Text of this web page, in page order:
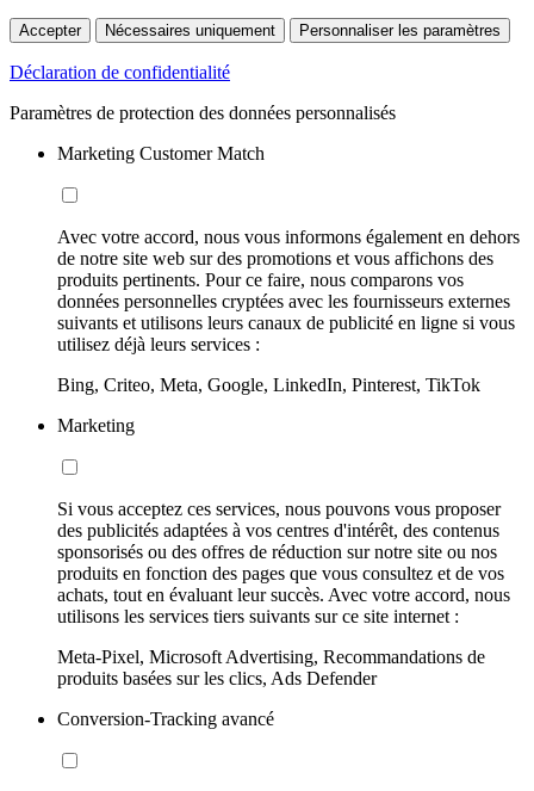
Accepter Nécessaires uniquement Personnaliser les paramètres
Déclaration de confidentialité
Paramètres de protection des données personnalisés
Marketing Customer Match
Avec votre accord, nous vous informons également en dehors
de notre site web sur des promotions et vous affichons des
produits pertinents. Pour ce faire, nous comparons vos
données personnelles cryptées avec les fournisseurs externes
suivants et utilisons leurs canaux de publicité en ligne si vous
utilisez déjà leurs services :
Bing, Criteo, Meta, Google, LinkedIn, Pinterest, TikTok
Marketing
Si vous acceptez ces services, nous pouvons vous proposer
des publicités adaptées à vos centres d'intérêt, des contenus
sponsorisés ou des offres de réduction sur notre site ou nos
produits en fonction des pages que vous consultez et de vos
achats, tout en évaluant leur succès. Avec votre accord, nous
utilisons les services tiers suivants sur ce site internet :
Meta-Pixel, Microsoft Advertising, Recommandations de
produits basées sur les clics, Ads Defender
Conversion-Tracking avancé